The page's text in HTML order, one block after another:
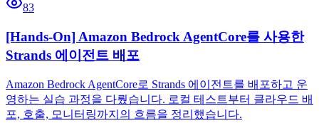
83
[Hands-On] Amazon Bedrock AgentCore를 사용한
Strands 에이전트 배포
Amazon Bedrock AgentCore로 Strands 에이전트를 배포하고 운
영하는 실습 과정을 다뤘습니다. 로컬 테스트부터 클라우드 배
포, 호출, 모니터링까지의 흐름을 정리했습니다.